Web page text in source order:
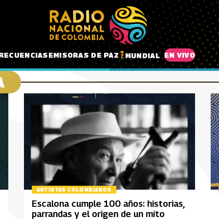
EMISORAS DE PAZ MUNDIAL EN VIVO
ARTISTAS COLOMBIANOS
Escalona cumple 100 años: historias,
parrandas y el origen de un mito